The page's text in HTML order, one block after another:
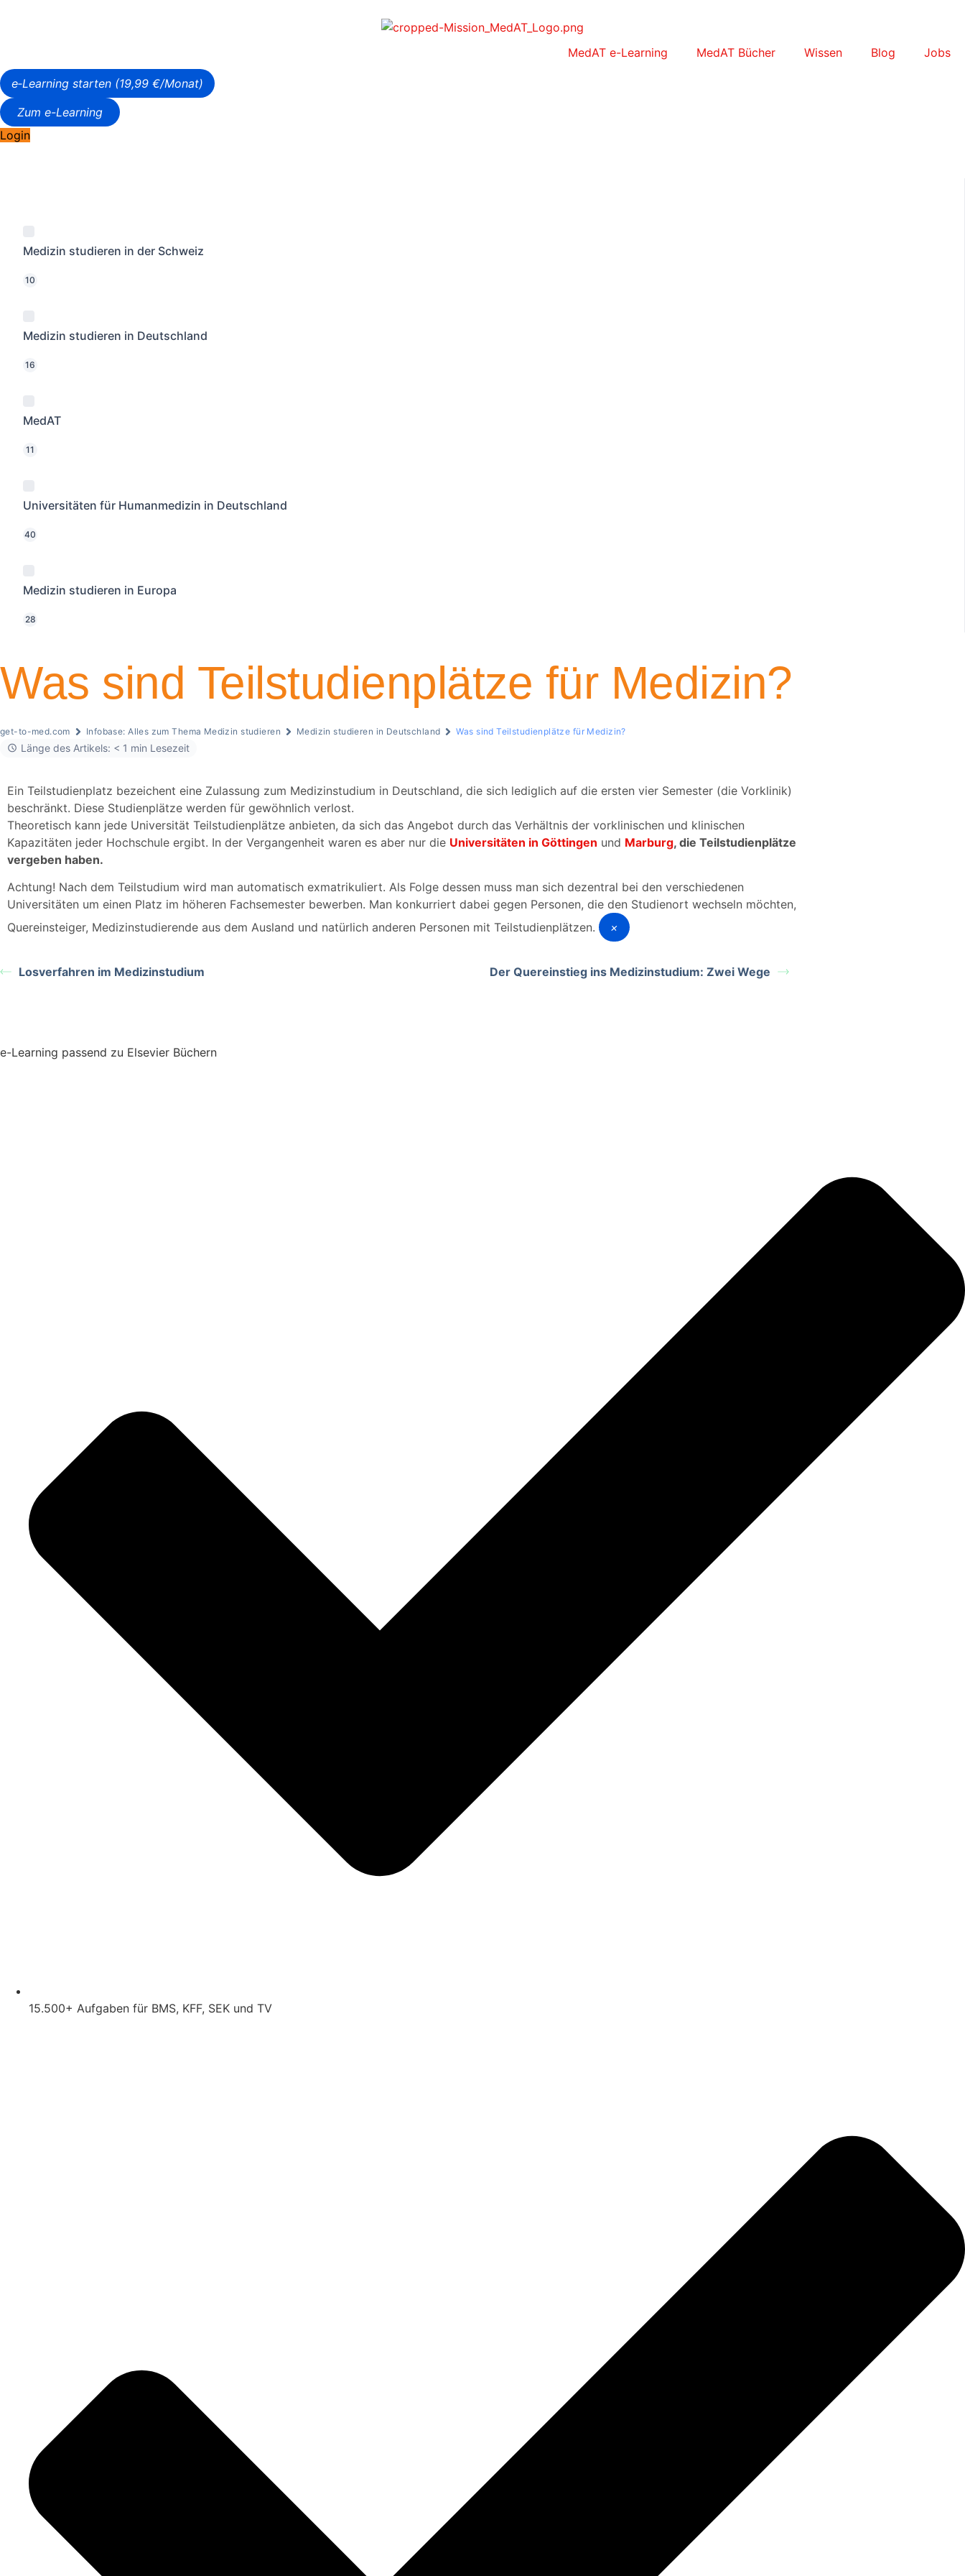
MedAT e-Learning MedAT Bücher Wissen Blog Jobs
e‑Learning starten (19,99 €/Monat)
Zum e-Learning
Login
Medizin studieren in der Schweiz
10
Medizin studieren in Deutschland
16
MedAT
11
Universitäten für Humanmedizin in Deutschland
40
Medizin studieren in Europa
28
Was sind Teilstudienplätze für Medizin?
get-to-med.com Infobase: Alles zum Thema Medizin studieren Medizin studieren in Deutschland Was sind Teilstudienplätze für Medizin?
Länge des Artikels: < 1 min Lesezeit
Ein Teilstudienplatz bezeichent eine Zulassung zum Medizinstudium in Deutschland, die sich lediglich auf die ersten vier Semester (die Vorklinik)
beschränkt. Diese Studienplätze werden für gewöhnlich verlost.
Theoretisch kann jede Universität Teilstudienplätze anbieten, da sich das Angebot durch das Verhältnis der vorklinischen und klinischen
Kapazitäten jeder Hochschule ergibt. In der Vergangenheit waren es aber nur die Universitäten in Göttingen und Marburg, die Teilstudienplätze
vergeben haben.
Achtung! Nach dem Teilstudium wird man automatisch exmatrikuliert. Als Folge dessen muss man sich dezentral bei den verschiedenen
Universitäten um einen Platz im höheren Fachsemester bewerben. Man konkurriert dabei gegen Personen, die den Studienort wechseln möchten,
Quereinsteiger, Medizinstudierende aus dem Ausland und natürlich anderen Personen mit Teilstudienplätzen.
×
Losverfahren im Medizinstudium Der Quereinstieg ins Medizinstudium: Zwei Wege
e-Learning passend zu Elsevier Büchern
15.500+ Aufgaben für BMS, KFF, SEK und TV